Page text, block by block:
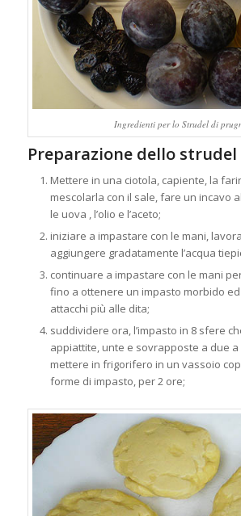
Ingredienti per lo Strudel di
Preparazione dello
Mettere in una ciotola, capiente, la
mescolarla con il sale, fare un incavo
le uova , l’olio e l’aceto;
iniziare a impastare con le mani,
aggiungere gradatamente l’acqua
continuare a impastare con le mani
fino a ottenere un impasto morbido
attacchi più alle dita;
suddividere ora, l’impasto in 8 sfere
appiattite, unte e sovrapposte a due
mettere in frigorifero in un vassoio
forme di impasto, per 2 ore;